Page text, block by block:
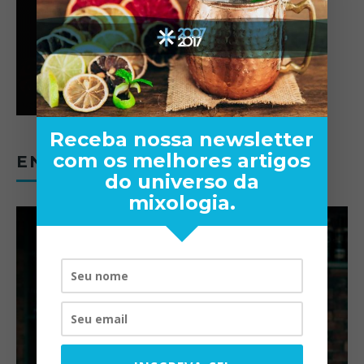
ENTREVISTAS
Receba nossa newsletter
com os melhores artigos
do universo da
mixologia.